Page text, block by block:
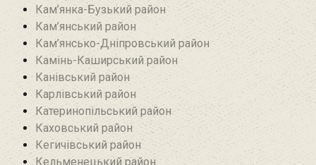
Кам’янка-Бузький район
Кам’янський район
Кам’янсько-Дніпровський район‎
Камінь-Каширський район
Канівський район
Карлівський район
Катеринопільський район
Каховський район
Кегичівський район
Кельменецький район